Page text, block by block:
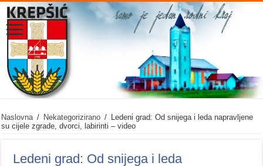
Naslovna / Nekategorizirano / Ledeni grad: Od snijega i leda napravljene
su cijele zgrade, dvorci, labirinti – video
Ledeni grad: Od snijega i leda